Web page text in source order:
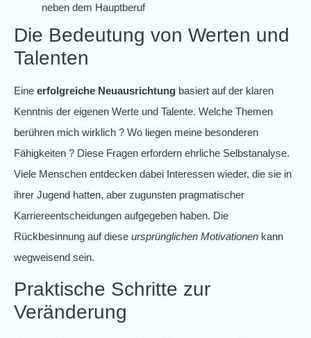
neben dem Hauptberuf
Die Bedeutung von Werten und
Talenten
Eine erfolgreiche Neuausrichtung basiert auf der klaren
Kenntnis der eigenen Werte und Talente. Welche Themen
berühren mich wirklich ? Wo liegen meine besonderen
Fähigkeiten ? Diese Fragen erfordern ehrliche Selbstanalyse.
Viele Menschen entdecken dabei Interessen wieder, die sie in
ihrer Jugend hatten, aber zugunsten pragmatischer
Karriereentscheidungen aufgegeben haben. Die
Rückbesinnung auf diese ursprünglichen Motivationen kann
wegweisend sein.
Praktische Schritte zur
Veränderung